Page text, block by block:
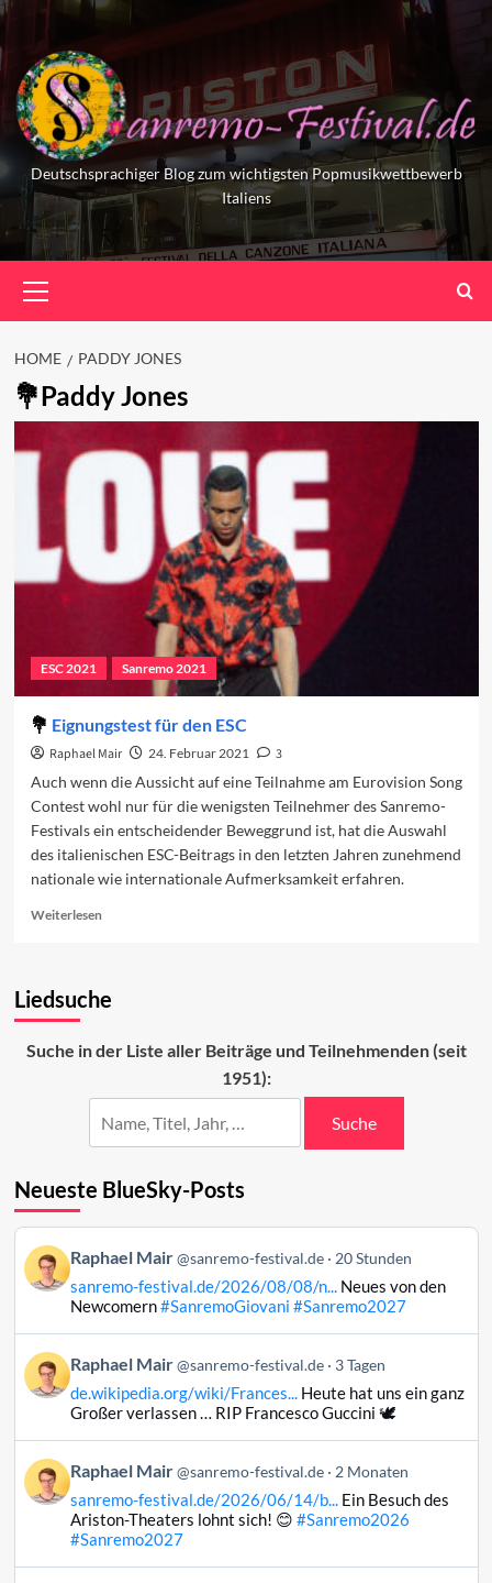
Skip
to
content
Deutschsprachiger Blog zum wichtigsten Popmusikwettbewerb
Italiens
Menu
HOME PADDY JONES
Paddy Jones
ESC 2021 Sanremo 2021
Eignungstest für den ESC
Raphael Mair 24. Februar 2021
3
Auch wenn die Aussicht auf eine Teilnahme am Eurovision Song
Contest wohl nur für die wenigsten Teilnehmer des Sanremo-
Festivals ein entscheidender Beweggrund ist, hat die Auswahl
des italienischen ESC-Beitrags in den letzten Jahren zunehmend
nationale wie internationale Aufmerksamkeit erfahren.
WeiterlesenRead
für
Liedsuche
Suche in der Liste aller Beiträge und Teilnehmenden (seit
1951):
Suche
Neueste BlueSky-Posts
Beitrag
von
Raphael
Bluesky
ansehen
Raphael Mair @sanremo-festival.de 20 Stunden
sanremo-festival.de/2026/08/08/n...Neues von den
Newcomern#SanremoGiovani #Sanremo2027
Beitrag
von
Raphael
Bluesky
ansehen
Raphael Mair @sanremo-festival.de 3 Tagen
de.wikipedia.org/wiki/Frances...Heute hat uns ein ganz
Großer verlassen … RIP Francesco Guccini 🕊️
Beitrag
von
Raphael
Raphael Mair @sanremo-festival.de 2 Monaten
sanremo-festival.de/2026/06/14/b...Ein Besuch des
Ariston-Theaters lohnt sich! 😊 #Sanremo2026
#Sanremo2027